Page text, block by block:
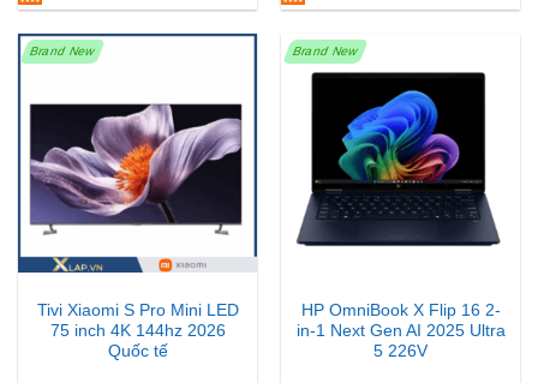
Brand New
Tivi Xiaomi S Pro Mini LED
75 inch 4K 144hz 2026
Quốc tế
Brand New
HP OmniBook X Flip 16 2-
in-1 Next Gen AI 2025 Ultra
5 226V